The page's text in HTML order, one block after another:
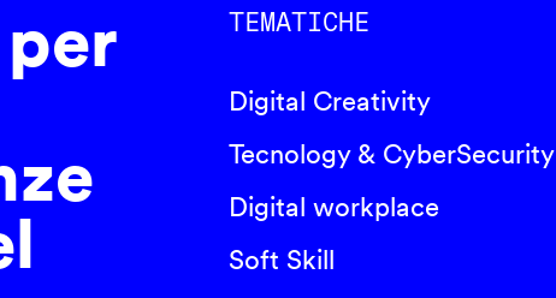
TEMATICHE
Digital Creativity
Tecnology & CyberSecurity
Digital workplace
Soft Skill